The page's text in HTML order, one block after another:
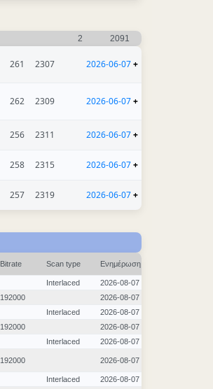
2 2091
261 2307 2026-06-07+
262 2309 2026-06-07+
256 2311 2026-06-07+
258 2315 2026-06-07+
257 2319 2026-06-07+
Bitrate Scan type Ενημέρωση
Interlaced
2026-08-07
192000
2026-08-07
Interlaced
2026-08-07
192000
2026-08-07
Interlaced 2026-08-07
192000 2026-08-07
Interlaced 2026-08-07